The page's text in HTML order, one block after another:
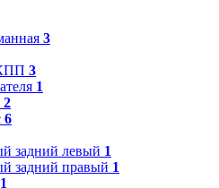
3
3
1
2
6
задний левый 1
задний правый 1
1